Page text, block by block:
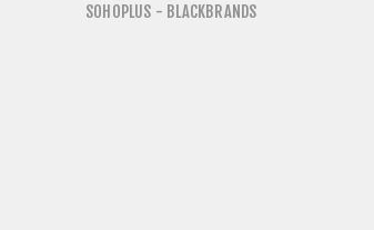
SOHOPLUS - BLACKBRANDS